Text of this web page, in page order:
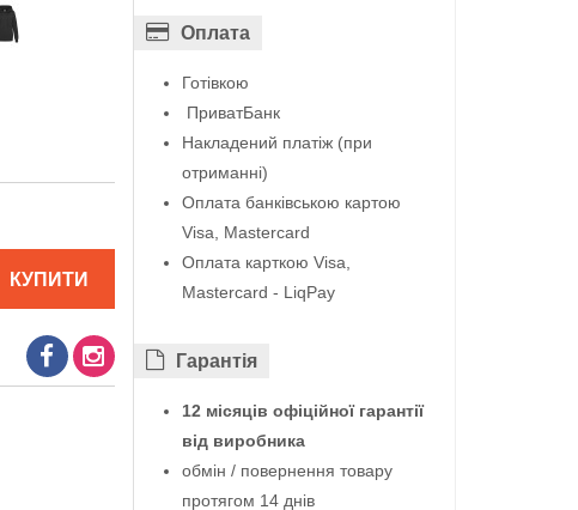
КУПИТИ
Оплата
Готівкою
ПриватБанк
Накладений платіж (при
отриманні)
Оплата банківською картою
Visa, Mastercard
Оплата карткою Visa,
Mastercard - LiqPay
Гарантiя
12 місяців офіційної гарантії
від виробника
обмін / повернення товару
протягом 14 днів